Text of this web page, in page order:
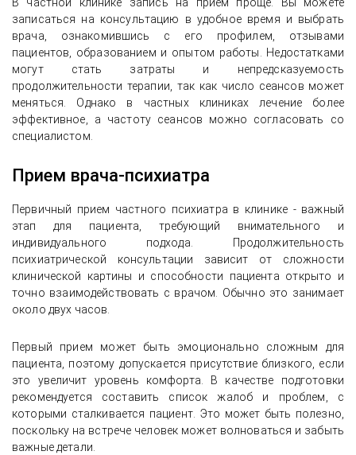
записаться на консультацию в удобное время и выбрать
врача, ознакомившись с его профилем, отзывами
пациентов, образованием и опытом работы. Недостатками
могут стать затраты и непредсказуемость
продолжительности терапии, так как число сеансов может
меняться. Однако в частных клиниках лечение более
эффективное, а частоту сеансов можно согласовать со
специалистом.
Прием врача-психиатра
Первичный прием частного психиатра в клинике - важный
этап для пациента, требующий внимательного и
индивидуального подхода. Продолжительность
психиатрической консультации зависит от сложности
клинической картины и способности пациента открыто и
точно взаимодействовать с врачом. Обычно это занимает
около двух часов.
Первый прием может быть эмоционально сложным для
пациента, поэтому допускается присутствие близкого, если
это увеличит уровень комфорта. В качестве подготовки
рекомендуется составить список жалоб и проблем, с
которыми сталкивается пациент. Это может быть полезно,
поскольку на встрече человек может волноваться и забыть
важные детали.